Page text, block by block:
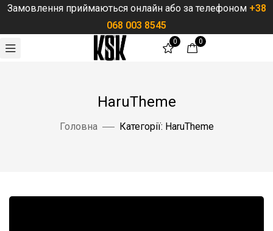
Замовлення приймаються онлайн або за телефоном +38
068 003 8545
0 0
HaruTheme
Головна Категорії: HaruTheme